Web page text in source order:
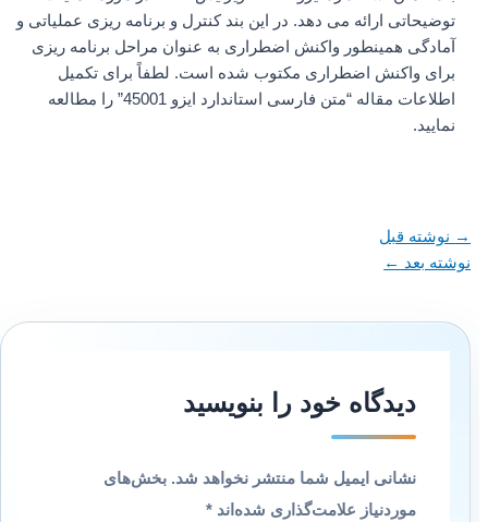
توضیحاتی ارائه می دهد. در این بند کنترل و برنامه ریزی عملیاتی و
آمادگی همینطور واکنش اضطراری به عنوان مراحل برنامه ریزی
برای واکنش اضطراری مکتوب شده است. لطفاً برای تکمیل
اطلاعات مقاله “متن فارسی استاندارد ایزو 45001” را مطالعه
نمایید.
→نوشته قبل
نوشته بعد←
دیدگاه‌ خود را بنویسید
نشانی ایمیل شما منتشر نخواهد شد. بخش‌های
موردنیاز علامت‌گذاری شده‌اند*